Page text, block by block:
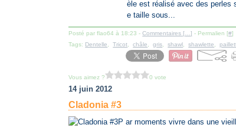
èle est réalisé avec des perles
e taille sous...
Posté par flao64 à 18:23 -Commentaires [ …] - Permalien [#]
Tags: Dentelle ,Tricot ,châle ,gris ,shawl ,shawlette ,
Vous aimez ? 0 vote
14 juin 2012
Cladonia #3
P ar moments vivre dans une